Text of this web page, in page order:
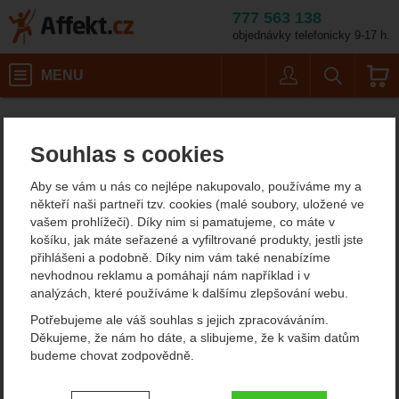
Souhlas s cookies
Aby se vám u nás co nejlépe nakupovalo, používáme my a
někteří naši partneři tzv. cookies (malé soubory, uložené ve
vašem prohlížeči). Díky nim si pamatujeme, co máte v
košíku, jak máte seřazené a vyfiltrované produkty, jestli jste
přihlášeni a podobně. Díky nim vám také nenabízíme
nevhodnou reklamu a pomáhají nám například i v
analýzách, které používáme k dalšímu zlepšování webu.
Potřebujeme ale váš souhlas s jejich zpracováváním.
Děkujeme, že nám ho dáte, a slibujeme, že k vašim datům
budeme chovat zodpovědně.
Nastavení souhlasů s kategoriemi
777 563 138
objednávky telefonicky 9-17 h.
MENU
Devold Original Islender
Crew Neck
Fotografie